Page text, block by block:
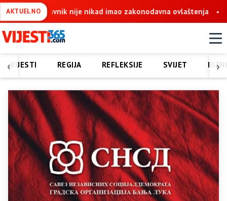
AKTUELNO ovlaštenja Košarac: Krajnje vrijeme da se
‹ ›
VIJESTI REGIJA REFLEKSIJE SVIJET